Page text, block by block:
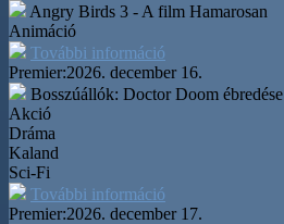
Angry Birds 3 - A film Hamarosan
Animáció
További információ
Premier:2026. december 16.
Bosszúállók: Doctor Doom ébredése
Akció
Dráma
Kaland
Sci-Fi
További információ
Premier:2026. december 17.